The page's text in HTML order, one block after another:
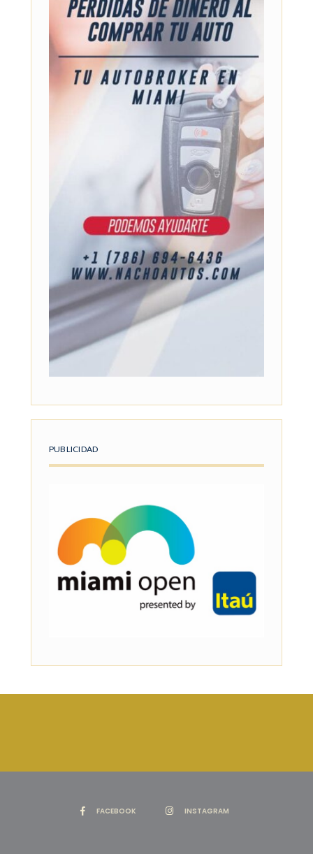
PUBLICIDAD
FACEBOOK INSTAGRAM